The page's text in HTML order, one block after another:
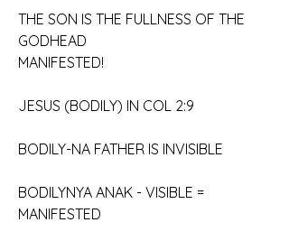
THE SON IS THE FULLNESS OF THE
GODHEAD
MANIFESTED!
JESUS (BODILY) IN COL 2:9
BODILY-NA FATHER IS INVISIBLE
BODILYNYA ANAK - VISIBLE =
MANIFESTED